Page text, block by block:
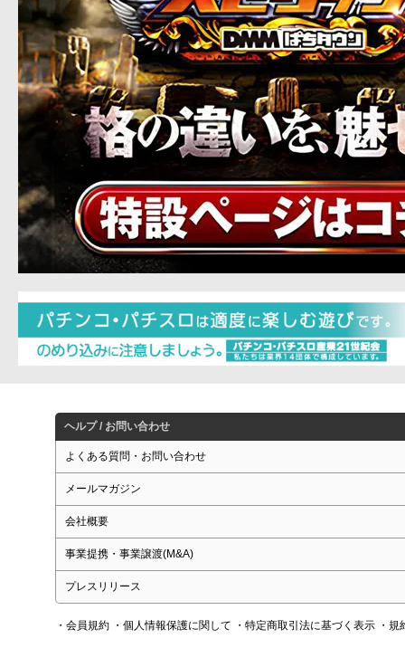
ヘルプ / お問い合わせ
よくある質問・お問い合わせ
メールマガジン
会社概要
事業提携・事業譲渡(M&A)
プレスリリース
・会員規約 ・個人情報保護に関して ・特定商取引法に基づく表示 ・規